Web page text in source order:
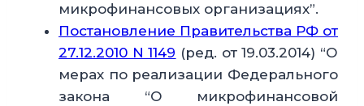
микрофинансовых организациях”.
Постановление Правительства РФ от
27.12.2010 N 1149 (ред. от 19.03.2014) “О
мерах по реализации Федерального
закона “О микрофинансовой